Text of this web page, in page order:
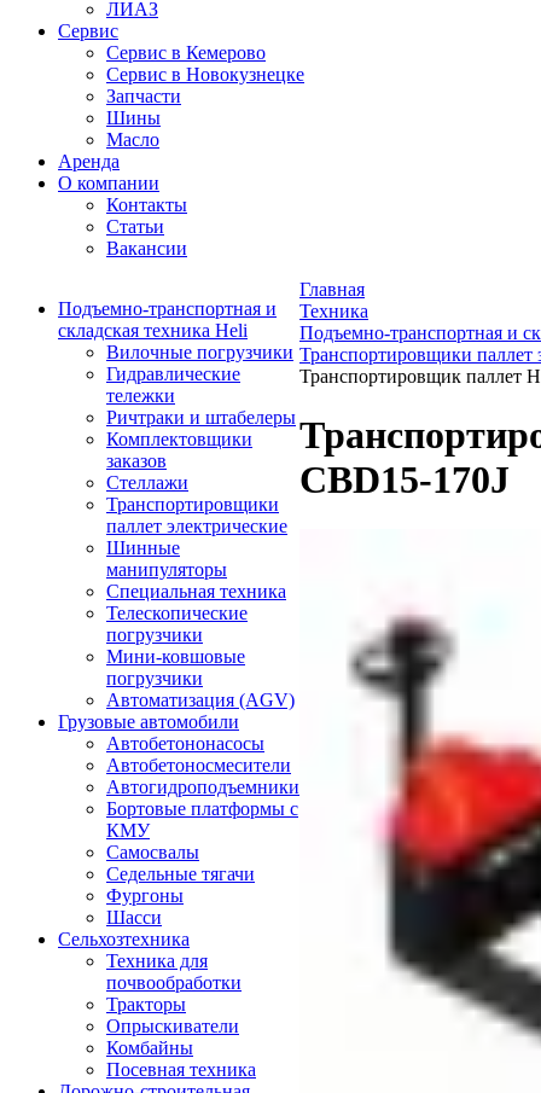
ЛИАЗ
Сервис
Сервис в Кемерово
Сервис в Новокузнецке
Запчасти
Шины
Масло
Аренда
О компании
Контакты
Статьи
Вакансии
Подъемно-транспортная и
складская техника Heli
Вилочные погрузчики
Гидравлические
тележки
Ричтраки и штабелеры
Комплектовщики
заказов
Стеллажи
Транспортировщики
паллет электрические
Шинные
манипуляторы
Специальная техника
Телескопические
погрузчики
Мини-ковшовые
погрузчики
Автоматизация (AGV)
Грузовые автомобили
Автобетононасосы
Автобетоносмесители
Автогидроподъемники
Бортовые платформы с
КМУ
Самосвалы
Седельные тягачи
Фургоны
Шасси
Сельхозтехника
Техника для
почвообработки
Тракторы
Опрыскиватели
Комбайны
Посевная техника
Главная
Техника
Подъемно-транспортная и
Транспортировщики паллет
Транспортировщик паллет
CBD15-170J